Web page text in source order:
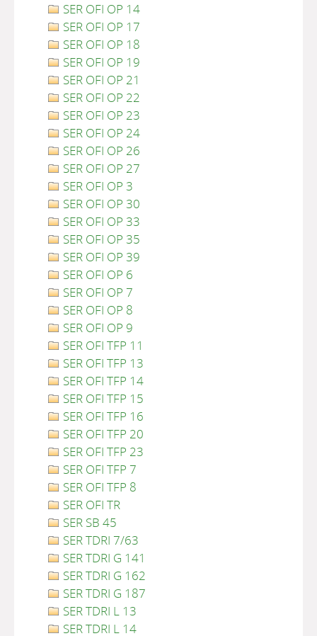
SER OFI OP 14
SER OFI OP 17
SER OFI OP 18
SER OFI OP 19
SER OFI OP 21
SER OFI OP 22
SER OFI OP 23
SER OFI OP 24
SER OFI OP 26
SER OFI OP 27
SER OFI OP 3
SER OFI OP 30
SER OFI OP 33
SER OFI OP 35
SER OFI OP 39
SER OFI OP 6
SER OFI OP 7
SER OFI OP 8
SER OFI OP 9
SER OFI TFP 11
SER OFI TFP 13
SER OFI TFP 14
SER OFI TFP 15
SER OFI TFP 16
SER OFI TFP 20
SER OFI TFP 23
SER OFI TFP 7
SER OFI TFP 8
SER OFI TR
SER SB 45
SER TDRI 7/63
SER TDRI G 141
SER TDRI G 162
SER TDRI G 187
SER TDRI L 13
SER TDRI L 14